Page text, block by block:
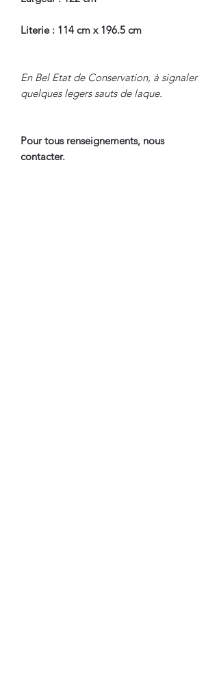
Literie : 114 cm x 196.5 cm
En Bel Etat de Conservation, à signaler
quelques legers sauts de laque.
Pour tous renseignements, nous
contacter.